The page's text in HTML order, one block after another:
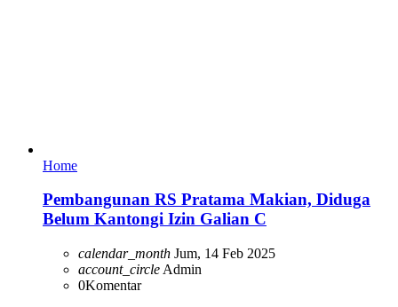
Home
Pembangunan RS Pratama Makian, Diduga
Belum Kantongi Izin Galian C
calendar_month Jum, 14 Feb 2025
account_circle Admin
0Komentar